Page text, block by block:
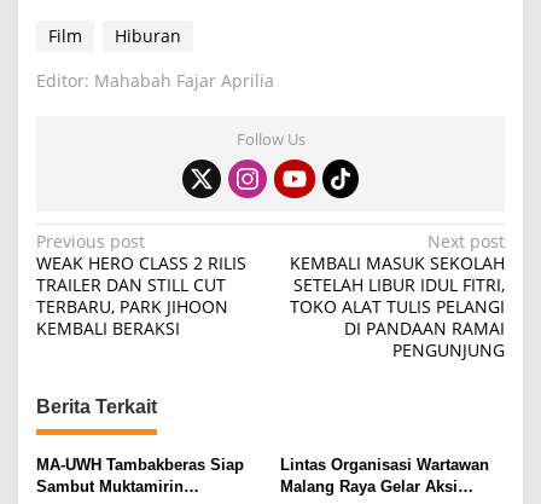
Film
Hiburan
Editor: Mahabah Fajar Aprilia
Follow Us
P
o
s
a
v
i
Previous post
WEAK HERO CLASS 2 RILIS
TRAILER DAN STILL CUT
TERBARU, PARK JIHOON
KEMBALI BERAKSI
Next post
KEMBALI MASUK SEKOLAH
SETELAH LIBUR IDUL FITRI,
TOKO ALAT TULIS PELANGI
DI PANDAAN RAMAI
PENGUNJUNG
Berita Terkait
MA-UWH Tambakberas Siap
Sambut Muktamirin
Lintas Organisasi Wartawan
Malang Raya Gelar Aksi